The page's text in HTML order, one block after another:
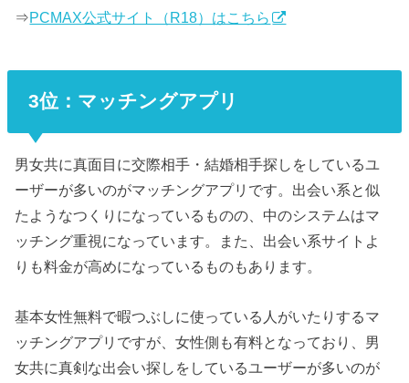
⇒PCMAX公式サイト（R18）はこちら
3位：マッチングアプリ
男女共に真面目に交際相手・結婚相手探しをしているユ
ーザーが多いのがマッチングアプリです。出会い系と似
たようなつくりになっているものの、中のシステムはマ
ッチング重視になっています。また、出会い系サイトよ
りも料金が高めになっているものもあります。
基本女性無料で暇つぶしに使っている人がいたりするマ
ッチングアプリですが、女性側も有料となっており、男
女共に真剣な出会い探しをしているユーザーが多いのが